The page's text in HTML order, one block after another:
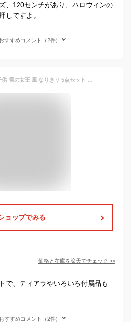
、120センチがあり、ハロウィンの
しですよ。
すすめコメント（2件）
プリンセス ドレス 子供 雪の女王 風 なりきり 5点セット ハロウィン コスプレ 変身セット 女の子 キッズ アナ雪風 お姫様 姉 衣装 アクセサリー ブルー セット ワンピース ティアラ 三つ編み カチューシャ 魔法 ステッキ 手袋 水色 100 110 120 130 140
ョップでみる
価格と在庫を楽天でチェック >>
で、ティアラやいろいろ付属品も
すすめコメント（2件）